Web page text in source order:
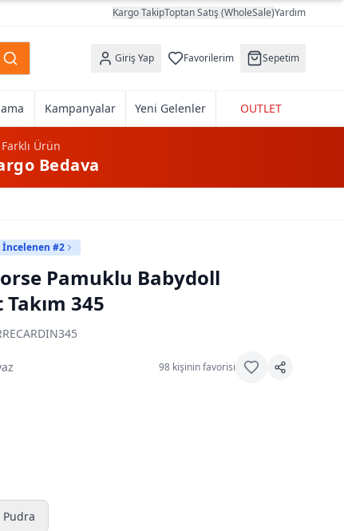
Kargo TakipToptan Satış (WholeSale)Yardım
Giriş Yap Favorilerim Sepetim
Kampanyalar Yeni Gelenler OUTLET
Ürün
Bedava
İncelenen #2
Pamuklu Babydoll
345
98 kişinin favorisi
Pudra